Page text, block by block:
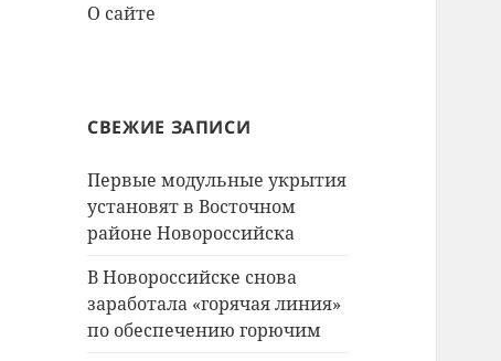
О сайте
СВЕЖИЕ ЗАПИСИ
Первые модульные укрытия
установят в Восточном
районе Новороссийска
В Новороссийске снова
заработала «горячая линия»
по обеспечению горючим